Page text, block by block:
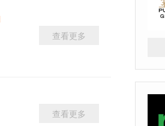
查看更多
查看更多